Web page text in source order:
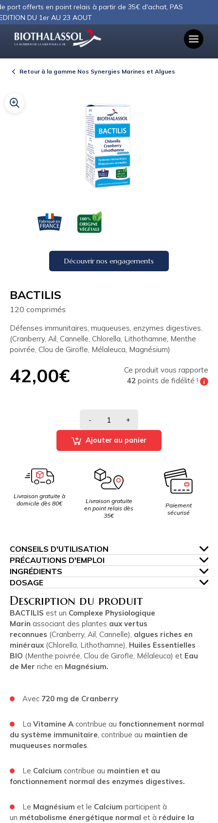
en point relais à partir de 35€ d'achat, PAS
DU 1er AU 23 AOUT
LA NUTRITION DE LA MER POUR LA VIE
Retour à la gamme Nos Synergies Marines et Algues
Découvrir nos engagements
BACTILIS
120 comprimés
Défenses immunitaires, muqueuses, enzymes digestives.
(Cranberry, Ail, Cannelle, Chlorella, Lithothamne, Menthe
poivrée, Clou de Girofle, Mélaleuca, Magnésium)
42,00€
Ce produit vous rapporte
42points de fidélité !
- +
Ajouter au panier
Livraison gratuite à
domicile dès 80€
Livraison gratuite
en point relais dès
35€
Paiement
sécurisé
CONSEILS D'UTILISATION
PRÉCAUTIONS D'EMPLOI
INGRÉDIENTS
DOSAGE
Description du produit
BACTILIS est un Complexe Physiologique
Marin associant des plantes aux vertus
reconnues (Cranberry, Ail, Cannelle), algues riches en
minéraux (Chlorella, Lithothamne), Huiles Essentielles
BIO (Menthe poivrée, Clou de Girofle, Mélaleuca) et Eau
de Mer riche en Magnésium.
Avec 720 mg de Cranberry
La Vitamine A contribue au fonctionnement normal
du système immunitaire, contribue au maintien de
muqueuses normales.
Le Calcium contribue au maintien et au
fonctionnement normal des enzymes digestives.
Le Magnésium et le Calcium participent à
un métabolisme énergétique normal et à réduire la
Panneau de gestion des cookies